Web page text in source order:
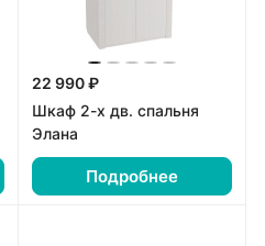
22 990 ₽
Шкаф 2-х дв. спальня
Элана
Подробнее